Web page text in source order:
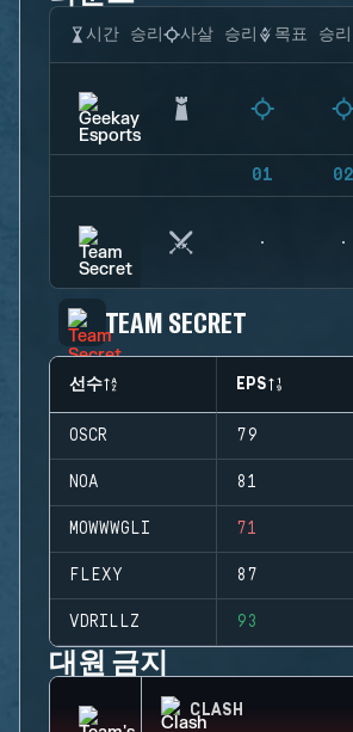
시간 승리 사살 승리 목표 승리
01 02
TEAM SECRET
선수 EPS
OSCR 79
NOA 81
MOWWWGLI 71
FLEXY 87
VDRILLZ 93
대원 금지
CLASH